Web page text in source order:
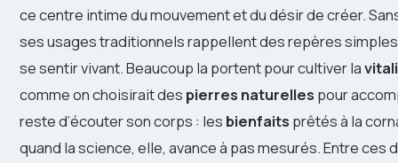
ce centre intime du mouvement et du désir de créer.
ses usages traditionnels rappellent des repères
se sentir vivant. Beaucoup la portent pour cultiver la
comme on choisirait des pierres naturelles pour
reste d’écouter son corps : les bienfaits prêtés à la
quand la science, elle, avance à pas mesurés. Entre ces